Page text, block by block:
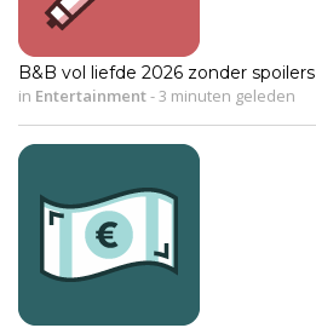
B&B vol liefde 2026 zonder spoilers
in Entertainment-3 minuten geleden